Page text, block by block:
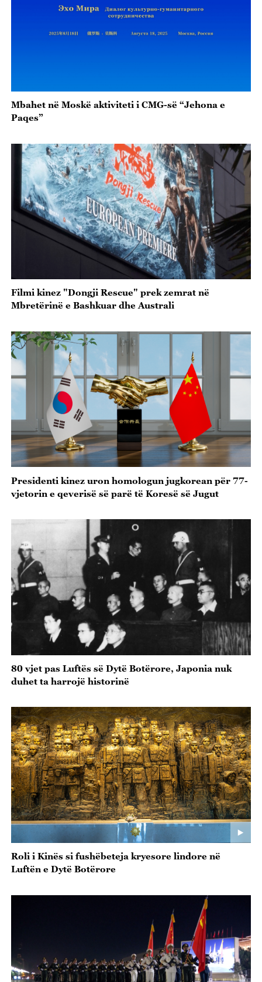
Mbahet në Moskë aktiviteti i CMG-së “Jehona e
Paqes”
Filmi kinez "Dongji Rescue" prek zemrat në
Mbretërinë e Bashkuar dhe Australi
Presidenti kinez uron homologun jugkorean për 77-
vjetorin e qeverisë së parë të Koresë së Jugut
80 vjet pas Luftës së Dytë Botërore, Japonia nuk
duhet ta harrojë historinë
Roli i Kinës si fushëbeteja kryesore lindore në
Luftën e Dytë Botërore